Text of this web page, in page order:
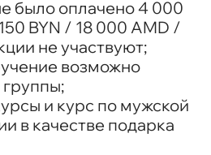
было оплачено 4 000
BYN / 18 000 AMD /
не участвуют;
возможно
группы;
и курс по мужской
в качестве подарка